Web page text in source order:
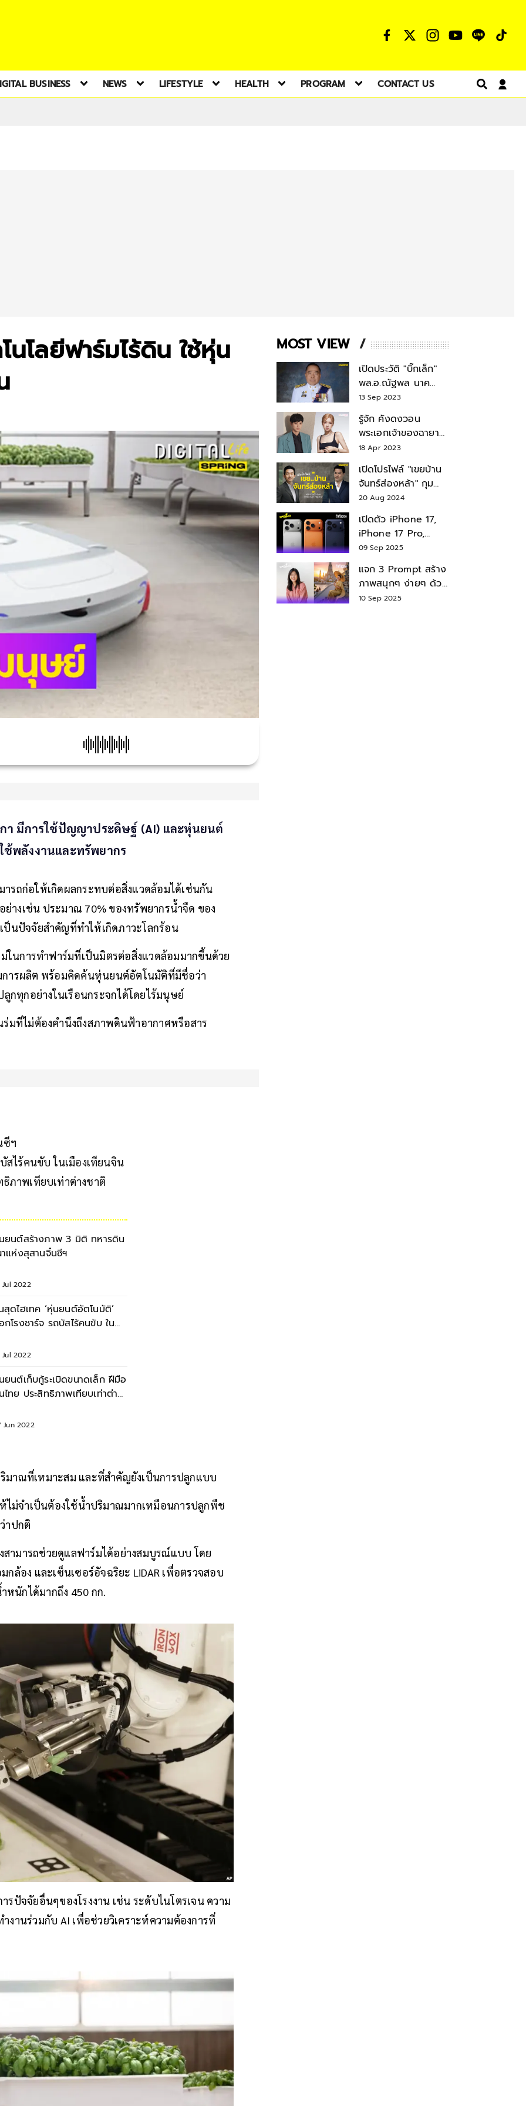
BUSINESS NEWS LIFESTYLE HEALTH PROGRAM CONTACT US
โลยีฟาร์มไร้ดิน ใช้หุ่น
า มีการใช้ปัญญาประดิษฐ์ (AI) และหุ่นยนต์
พลังงานและทรัพยากร
รถก่อให้เกิดผลกระทบต่อสิ่งแวดล้อมได้เช่นกัน
างเช่น ประมาณ 70% ของทรัพยากรน้ำจืด ของ
ป็นปัจจัยสำคัญที่ทำให้เกิดภาวะโลกร้อน
ในการทำฟาร์มที่เป็นมิตรต่อสิ่งแวดล้อมมากขึ้นด้วย
ารผลิต พร้อมคิดค้นหุ่นยนต์อัตโนมัติที่มีชื่อว่า
กทุกอย่างในเรือนกระจกได้โดยไร้มนุษย์
มที่ไม่ต้องคำนึงถึงสภาพดินฟ้าอากาศหรือสาร
ซีฯ
สไร้คนขับ ในเมืองเทียนจิน
ภาพเทียบเท่าต่างชาติ
ยนต์สร้างภาพ 3 มิติ ทหารดิน
าแห่งสุสานจิ๋นซีฯ
Jul 2022
สุดไฮเทค ‘หุ่นยนต์อัตโนมัติ’
กโรงชาร์จ รถบัสไร้คนขับ ใน
Jul 2022
ยนต์เก็บกู้ระเบิดขนาดเล็ก ฝีมือ
ทธิภาพเทียบเท่าต่าง
Jun 2022
มาณที่เหมาะสม และที่สำคัญยังเป็นการปลูกแบบ
ไม่จำเป็นต้องใช้น้ำปริมาณมากเหมือนการปลูกพืช
าปกติ
สามารถช่วยดูแลฟาร์มได้อย่างสมบูรณ์แบบ โดย
ล้อง และเซ็นเซอร์อัจฉริยะ LiDAR เพื่อตรวจสอบ
นักได้มากถึง 450 กก.
ปัจจัยอื่นๆของโรงงาน เช่น ระดับไนโตรเจน ความ
านร่วมกับ AI เพื่อช่วยวิเคราะห์ความต้องการที่
MOST VIEW
เปิดประวัติ "บิ๊กเล็ก"
พล.อ.ณัฐพล นาค
พาณิชย์ จากเลขาฯ
สมช.-เลขาฯ
รมว.กลาโหม
13 Sep 2023
รู้จัก คังดงวอน
พระเอกเจ้าของฉายา
สมบัติแห่งชาติ หลังมี
18 Apr 2023
เปิดโปรไฟล์ "เขยบ้าน
จันทร์ส่องหล้า" กุม
บังเหียนธุรกิจตระกูล
"ชินวัตร"
20 Aug 2024
เปิดตัว iPhone 17,
iPhone 17 Pro,
iPhone 17 Air สเปค
09 Sep 2025
แจก 3 Prompt สร้าง
ภาพสนุกๆ ง่ายๆ ด้วย
Nano Banana ใน
10 Sep 2025